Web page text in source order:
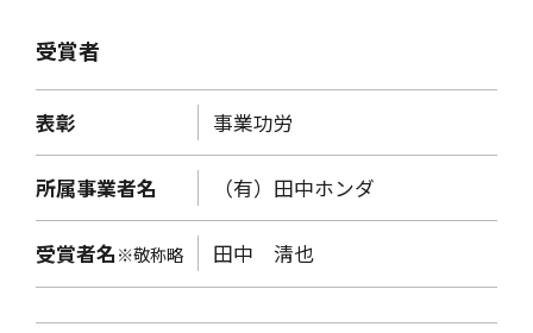
受賞者
表彰 事業功労
所属事業者名 （有）田中ホンダ
受賞者名※敬称略 田中 淸也